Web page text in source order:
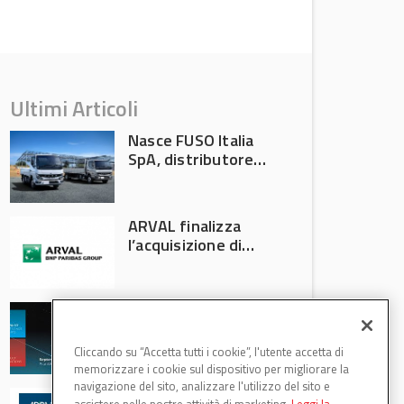
Ultimi Articoli
Nasce FUSO Italia
SpA, distributore
ARVAL finalizza
l’acquisizione di
Francoforte 2026
WDB Automotive
Cliccando su “Accetta tutti i cookie”, l'utente accetta di
memorizzare i cookie sul dispositivo per migliorare la
navigazione del sito, analizzare l'utilizzo del sito e